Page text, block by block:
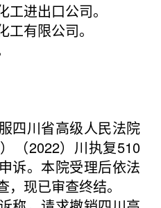
进出口公司。
有限公司。
川省高级人民法院
（2022）川执复510
诉。本院受理后依法
现已审查终结。